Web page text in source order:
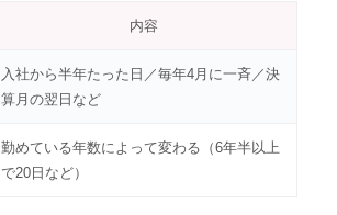
内容
入社から半年たった日／毎年4月に一斉／決
算月の翌日など
勤めている年数によって変わる（6年半以上
で20日など）